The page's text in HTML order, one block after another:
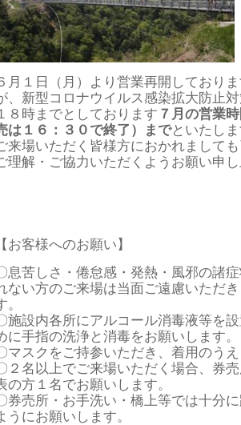
月１日（月）より営業再開しており
、新型コロナウイルス感染拡大防止
８時までとしております ７月の営業
は１６：３０で終了）までといたし
来場いただく皆様方におかれまして
理解・ご協力いただくようお願い申
【お客様へのお願い】
息苦しさ・倦怠感・発熱・風邪の諸
ない方のご来場は当面ご遠慮いただ
。
施設内各所にアルコール消毒液等を
に手指の洗浄と消毒をお願いします。
マスクをご持参いただき、着用のう
２名以上でご来場いただく場合、券
の方１名でお願いします。
券売所・お手洗い・橋上等では十分
うにお願いします。